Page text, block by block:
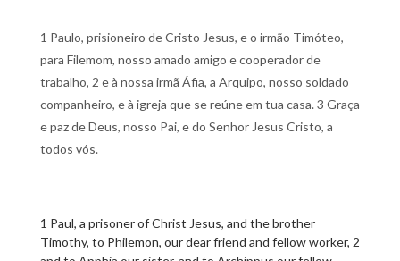
1 Paulo, prisioneiro de Cristo Jesus, e o irmão Timóteo,
para Filemom, nosso amado amigo e cooperador de
trabalho, 2 e à nossa irmã Áfia, a Arquipo, nosso soldado
companheiro, e à igreja que se reúne em tua casa. 3 Graça
e paz de Deus, nosso Pai, e do Senhor Jesus Cristo, a
todos vós.
1 Paul, a prisoner of Christ Jesus, and the brother
Timothy, to Philemon, our dear friend and fellow worker, 2